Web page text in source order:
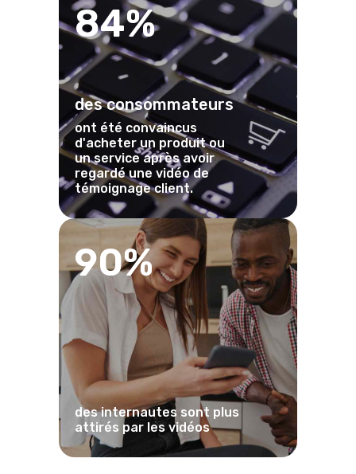
84%
des consommateurs
ont été convaincus
d'acheter un produit ou
un service après avoir
regardé une vidéo de
témoignage client.
90%
des internautes sont plus
attirés par les vidéos